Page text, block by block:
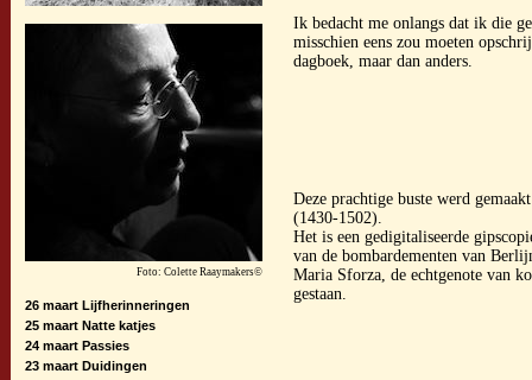
Foto: Colette Raaymakers©
26 maart Lijfherinneringen
25 maart Natte katjes
24 maart Passies
23 maart Duidingen
Ik bedacht me onlangs dat ik die
misschien eens zou moeten
dagboek, maar dan anders.
Deze prachtige buste werd
(1430-1502).
Het is een gedigitaliseerde
van de bombardementen van
Maria Sforza, de echtgenote van
gestaan.